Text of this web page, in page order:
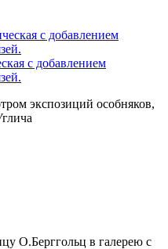
с добавлением
экспозиций особняков,
О.Берггольц в галерею с